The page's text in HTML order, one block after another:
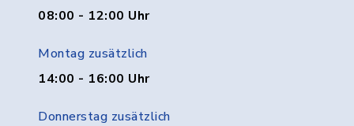
08:00 - 12:00 Uhr
Montag zusätzlich
14:00 - 16:00 Uhr
Donnerstag zusätzlich